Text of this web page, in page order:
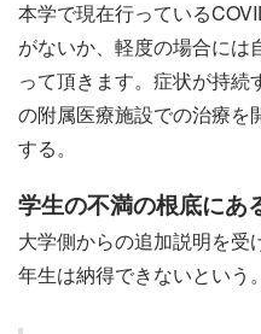
本学で現在行っている
がないか、軽度の場合には
って頂きます。症状が持続
の附属医療施設での治療を
する。
学生の不満の根底にあ
大学側からの追加説明を受
年生は納得できないという。